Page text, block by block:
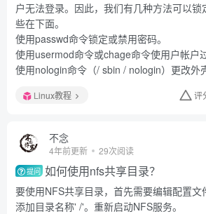
户无法登录。因此，我们有几种方法可以
些在下面。
使用passwd命令锁定或禁用密码。
使用usermod命令或chage命令使用户帐户
使用nologin命令（/ sbin / nologin）更改外
Linux教程 评
不念
4年前更新 29次阅读
提问 如何使用nfs共享目录？
要使用NFS共享目录，首先需要编辑配置
添加目录名称' /'。重新启动NFS服务。